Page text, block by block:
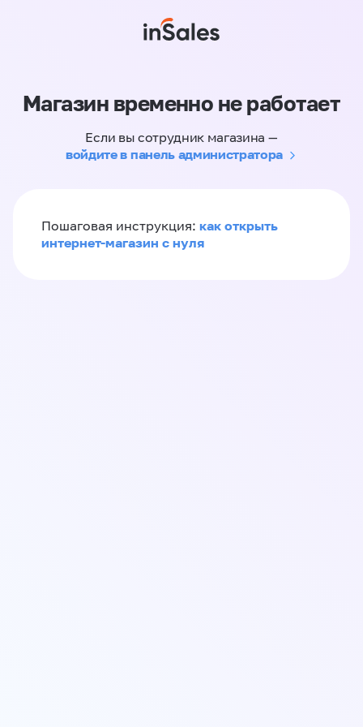
Магазин временно не работает
Если вы сотрудник магазина —
войдите в панель администратора
Пошаговая инструкция: как открыть
интернет-магазин с нуля